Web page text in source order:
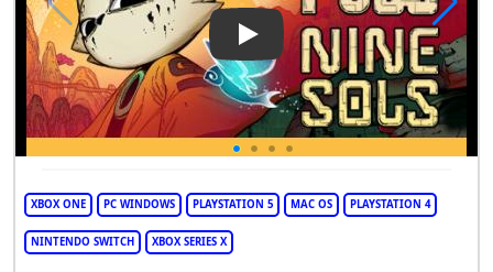
Play Video: Nine Sols
XBOX ONE PC WINDOWS PLAYSTATION 5 MAC OS PLAYSTATION 4
NINTENDO SWITCH XBOX SERIES X